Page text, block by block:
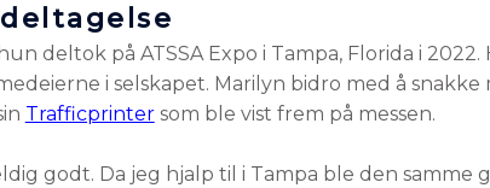
deltok på ATSSA Expo i Tampa, Florida i 2022.
i selskapet. Marilyn bidro med å
Trafficprintersom ble vist frem på messen.
godt. Da jeg hjalp til i Tampa ble den samme